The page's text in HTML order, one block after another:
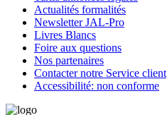
Actualités formalités
Newsletter JAL-Pro
Livres Blancs
Foire aux questions
Nos partenaires
Contacter notre Service client
Accessibilité: non conforme